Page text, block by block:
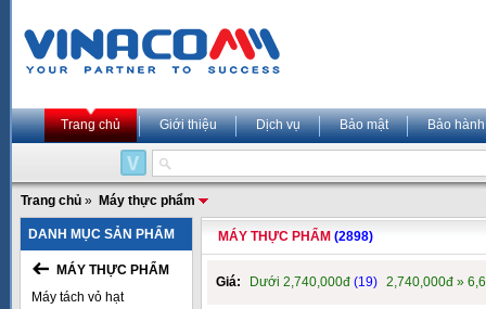
Trang chủ Giới thiệu Dịch vụ Bảo mật Bảo hành
Trang chủ » Máy thực phẩm
DANH MỤC SẢN PHẨM
MÁY THỰC PHẨM
Máy tách vỏ hạt
MÁY THỰC PHẨM (2898)
Giá: Dưới 2,740,000đ (19) 2,740,000đ »